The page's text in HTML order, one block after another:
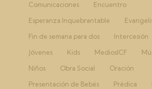
Comunicaciones
Encuentro
Esperanza Inquebrantable
Fin de semana para dos
Intercesión
Jóvenes
Kids MediosICF
Niños
Obra Social
Oración
Presentación de Bebés
Prédica